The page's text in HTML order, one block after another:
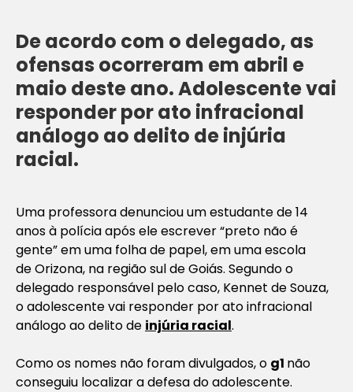
De acordo com o delegado, as
ofensas ocorreram em abril e
maio deste ano. Adolescente vai
responder por ato infracional
análogo ao delito de injúria
racial.
Uma professora denunciou um estudante de 14
anos à polícia após ele escrever “preto não é
gente” em uma folha de papel, em uma escola
de Orizona, na região sul de Goiás. Segundo o
delegado responsável pelo caso, Kennet de Souza,
o adolescente vai responder por ato infracional
análogo ao delito de injúria racial.
Como os nomes não foram divulgados, o g1 não
conseguiu localizar a defesa do adolescente.